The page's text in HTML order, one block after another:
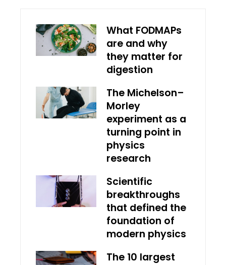
What FODMAPs
are and why
they matter for
digestion
The Michelson–
Morley
experiment as a
turning point in
physics
research
Scientific
breakthroughs
that defined the
foundation of
modern physics
The 10 largest